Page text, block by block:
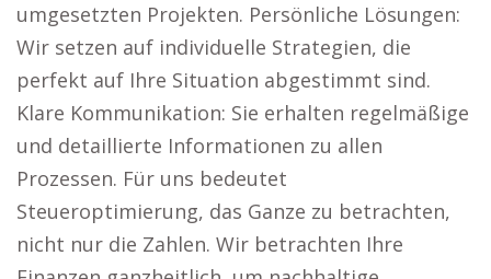
umgesetzten Projekten. Persönliche Lösungen:
Wir setzen auf individuelle Strategien, die
perfekt auf Ihre Situation abgestimmt sind.
Klare Kommunikation: Sie erhalten regelmäßige
und detaillierte Informationen zu allen
Prozessen. Für uns bedeutet
Steueroptimierung, das Ganze zu betrachten,
nicht nur die Zahlen. Wir betrachten Ihre